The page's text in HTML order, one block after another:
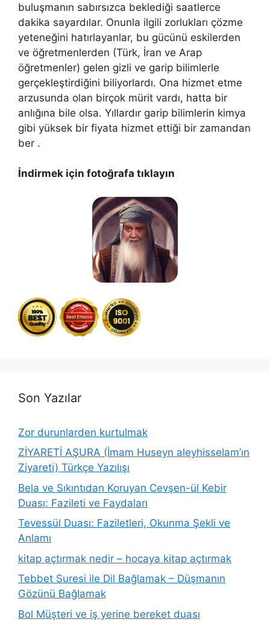
buluşmanın sabırsızca beklediği saatlerce
dakika sayardılar. Onunla ilgili zorlukları çözme
yeteneğini hatırlayanlar, bu gücünü eskilerden
ve öğretmenlerden (Türk, İran ve Arap
öğretmenler) gelen gizli ve garip bilimlerle
gerçekleştirdiğini biliyorlardı. Ona hizmet etme
arzusunda olan birçok mürit vardı, hatta bir
anlığına bile olsa. Yıllardır garip bilimlerin kimya
gibi yüksek bir fiyata hizmet ettiği bir zamandan
ber .
İndirmek için fotoğrafa tıklayın
Son Yazılar
Zor durunlarden kurtulmak
ZİYARETİ AŞURA (İmam Huseyn aleyhisselam’ın
Ziyareti) Türkçe Yazılışı
Bela ve Sıkıntıdan Koruyan Cevşen-ül Kebir
Duası: Fazileti ve Faydaları
Tevessül Duası: Faziletleri, Okunma Şekli ve
Anlamı
kitap açtırmak nedir – hocaya kitap açtırmak
Tebbet Suresi ile Dil Bağlamak – Düşmanın
Gözünü Bağlamak
Bol Müşteri ve iş yerine bereket duası